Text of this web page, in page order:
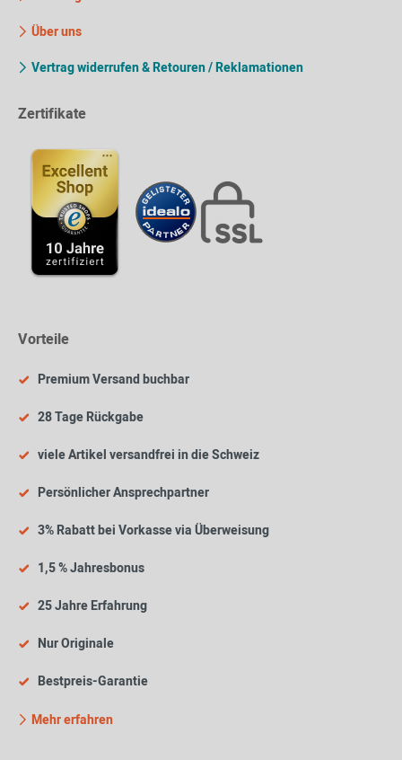
Über uns
Vertrag widerrufen & Retouren / Reklamationen
Zertifikate
Vorteile
Premium Versand buchbar
28 Tage Rückgabe
viele Artikel versandfrei in die Schweiz
Persönlicher Ansprechpartner
3% Rabatt bei Vorkasse via Überweisung
1,5 % Jahresbonus
25 Jahre Erfahrung
Nur Originale
Bestpreis-Garantie
Mehr erfahren